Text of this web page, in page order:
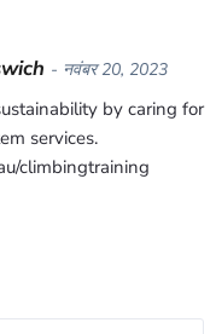
- नवंबर 20, 2023
by caring for
services.
climbingtraining